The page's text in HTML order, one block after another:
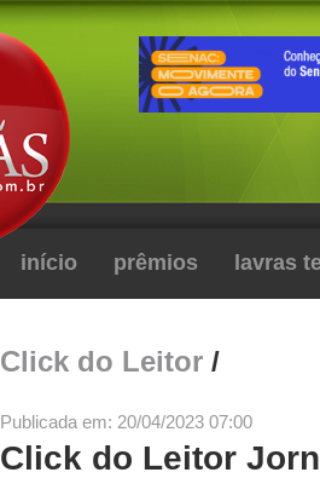
início prêmios lavras
Click do Leitor /
Publicada em: 20/04/2023 07:00
Click do Leitor